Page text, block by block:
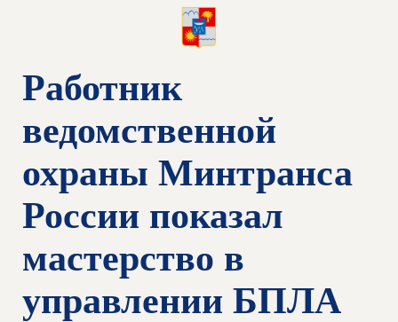
Работник
ведомственной
охраны Минтранса
России показал
мастерство в
управлении БПЛА